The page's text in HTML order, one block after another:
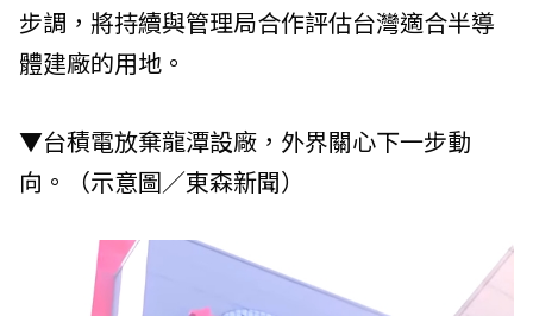
步調，將持續與管理局合作評估台灣適合半導
體建廠的用地。
▼台積電放棄龍潭設廠，外界關心下一步動
向。（示意圖／東森新聞）